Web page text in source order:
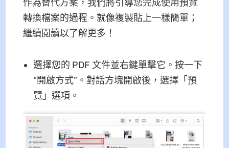
作為替代方案，我們將引導您完成使用預覽
轉換檔案的過程。就像複製貼上一樣簡單；
繼續閱讀以了解更多！
選擇您的 PDF 文件並右鍵單擊它。按一下
“開啟方式”。對話方塊開啟後，選擇「預
覽」選項。